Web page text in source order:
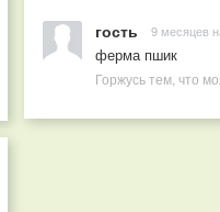
гость 9 месяцев
ферма пшик